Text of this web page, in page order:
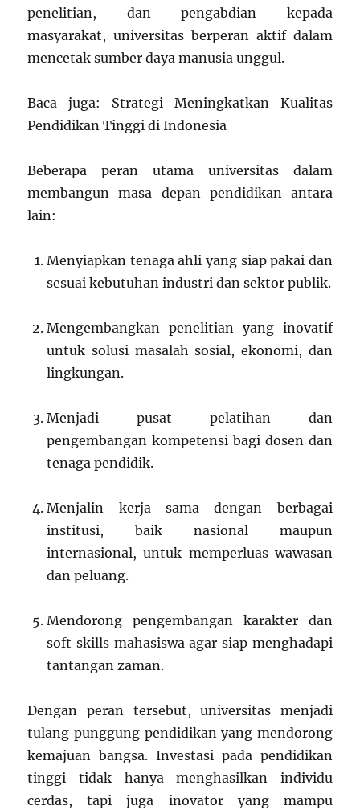
penelitian, dan pengabdian kepada
masyarakat, universitas berperan aktif dalam
mencetak sumber daya manusia unggul.
Baca juga: Strategi Meningkatkan Kualitas
Pendidikan Tinggi di Indonesia
Beberapa peran utama universitas dalam
membangun masa depan pendidikan antara
lain:
Menyiapkan tenaga ahli yang siap pakai dan
sesuai kebutuhan industri dan sektor publik.
Mengembangkan penelitian yang inovatif
untuk solusi masalah sosial, ekonomi, dan
lingkungan.
Menjadi pusat pelatihan dan
pengembangan kompetensi bagi dosen dan
tenaga pendidik.
Menjalin kerja sama dengan berbagai
institusi, baik nasional maupun
internasional, untuk memperluas wawasan
dan peluang.
Mendorong pengembangan karakter dan
soft skills mahasiswa agar siap menghadapi
tantangan zaman.
Dengan peran tersebut, universitas menjadi
tulang punggung pendidikan yang mendorong
kemajuan bangsa. Investasi pada pendidikan
tinggi tidak hanya menghasilkan individu
cerdas, tapi juga inovator yang mampu